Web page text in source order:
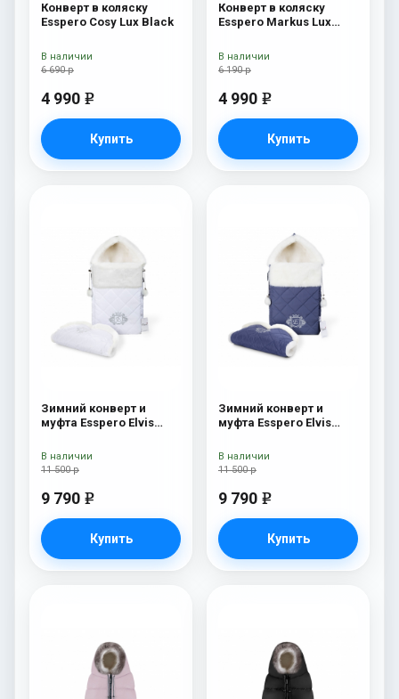
Конверт в коляску
Esspero Cosy Lux Black
6 690 р
4 990 e
Купить
В наличии
Конверт в коляску
Esspero Markus Lux
овечья шерсть) Brown
6 190 р
4 990 e
Купить
В наличии
Зимний конверт и
муфта Esspero Elvis
Like
11 500 р
9 790 e
Купить
В наличии
Зимний конверт и
муфта Esspero Elvis
11 500 р
9 790 e
Купить
В наличии